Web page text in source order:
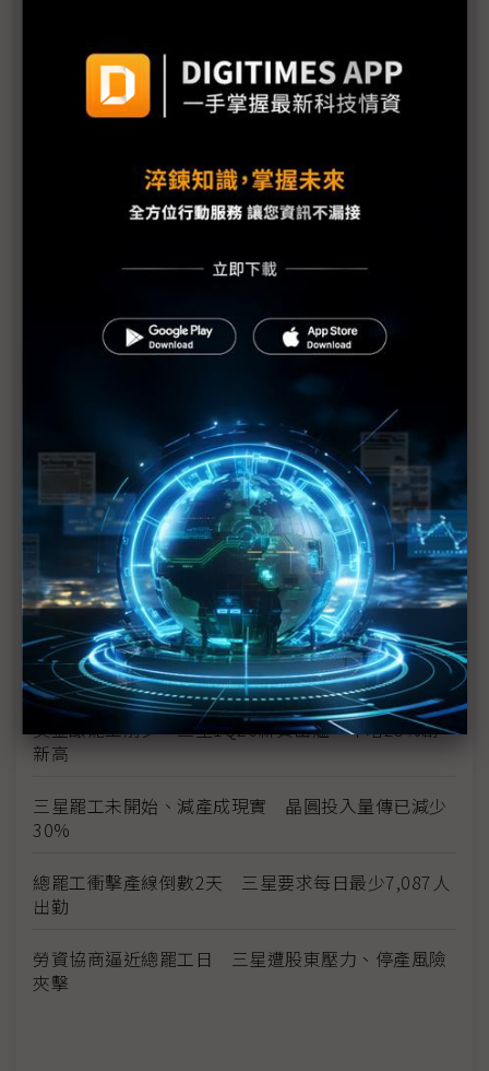
評析：三星罷工危機解除後 高額獎金未能撫平深層
三星最新勞資協議部門待遇落差12倍 內部隱憂恐已
陷AI紅利分配兩難
躲過三星罷工 南韓「半導體依賴症」能躲過下次危
三星工會醞釀「總罷工」反覆拉扯 DRAM、NAND
三星史上頭一遭補償方案協議 半導體員工年終分紅
上看6億韓元
三星勞資僵局最後一刻驚險達成協議 總罷工暫緩執
行
三星總罷工危機 南韓勞動部長親自出面調解
勞資談判破局 三星工會5月21日展開總罷工
獎金釀罷工前夕 三星1Q26薪資出爐、年增25%創
新高
三星罷工未開始、減產成現實 晶圓投入量傳已減少
30%
總罷工衝擊產線倒數2天 三星要求每日最少7,087人
出勤
勞資協商逼近總罷工日 三星遭股東壓力、停產風險
夾擊